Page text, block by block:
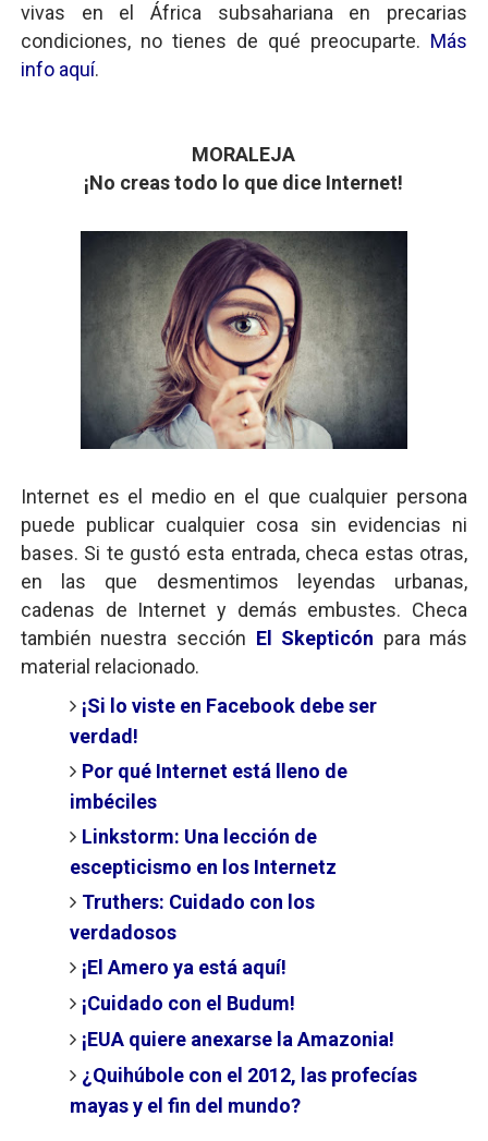
vivas en el África subsahariana en precarias
condiciones, no tienes de qué preocuparte. Más
info aquí.
MORALEJA
¡No creas todo lo que dice Internet!
Internet es el medio en el que cualquier persona
puede publicar cualquier cosa sin evidencias ni
bases. Si te gustó esta entrada, checa estas otras,
en las que desmentimos leyendas urbanas,
cadenas de Internet y demás embustes. Checa
también nuestra sección El Skepticón para más
material relacionado.
¡Si lo viste en Facebook debe ser
verdad!
Por qué Internet está lleno de
imbéciles
Linkstorm: Una lección de
escepticismo en los Internetz
Truthers: Cuidado con los
verdadosos
¡El Amero ya está aquí!
¡Cuidado con el Budum!
¡EUA quiere anexarse la Amazonia!
¿Quihúbole con el 2012, las profecías
mayas y el fin del mundo?